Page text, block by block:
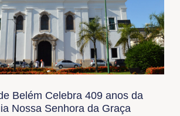
Belém Celebra 409 anos da
Nossa Senhora da Graça